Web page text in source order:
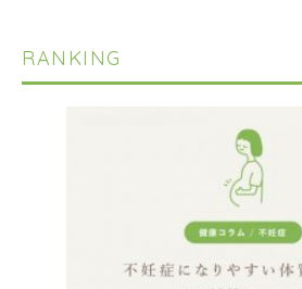
RANKING